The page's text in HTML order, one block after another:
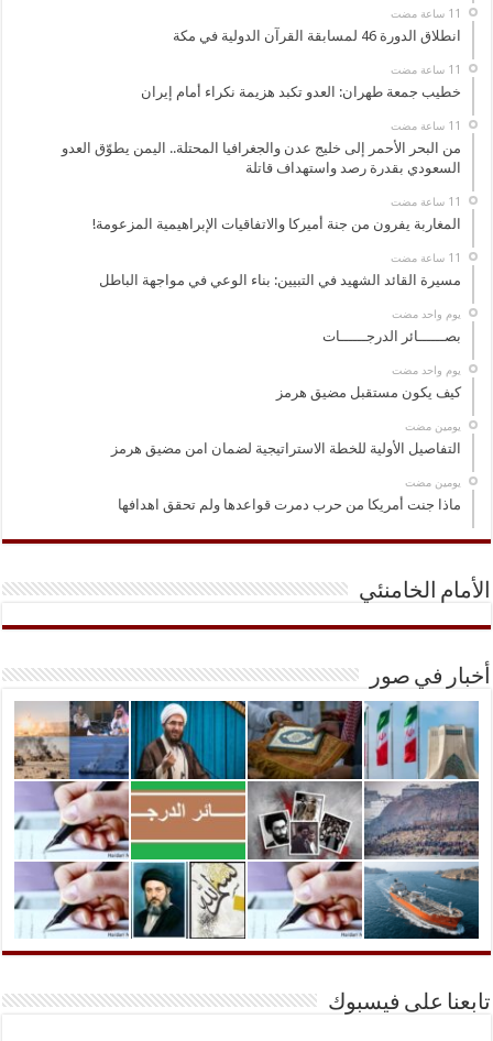
انطلاق الدورة 46 لمسابقة القرآن الدولية في مكة
خطيب جمعة طهران: العدو تكبد هزيمة نكراء أمام إيران
من البحر الأحمر إلى خليج عدن والجغرافيا المحتلة.. اليمن يطوّق العدو
السعودي بقدرة رصد واستهداف قاتلة
المغاربة يفرون من جنة أميركا والاتفاقيات الإبراهيمية المزعومة!
مسيرة القائد الشهيد في التبيين: بناء الوعي في مواجهة الباطل
‏يوم واحد مضت
بصــــــائر الدرجــــــات
‏يوم واحد مضت
كيف يكون مستقبل مضيق هرمز
‏يومين مضت
التفاصيل الأولية للخطة الاستراتيجية لضمان امن مضيق هرمز
‏يومين مضت
ماذا جنت أمريكا من حرب دمرت قواعدها ولم تحقق اهدافها
الأمام الخامنئي
أخبار في صور
تابعنا على فيسبوك